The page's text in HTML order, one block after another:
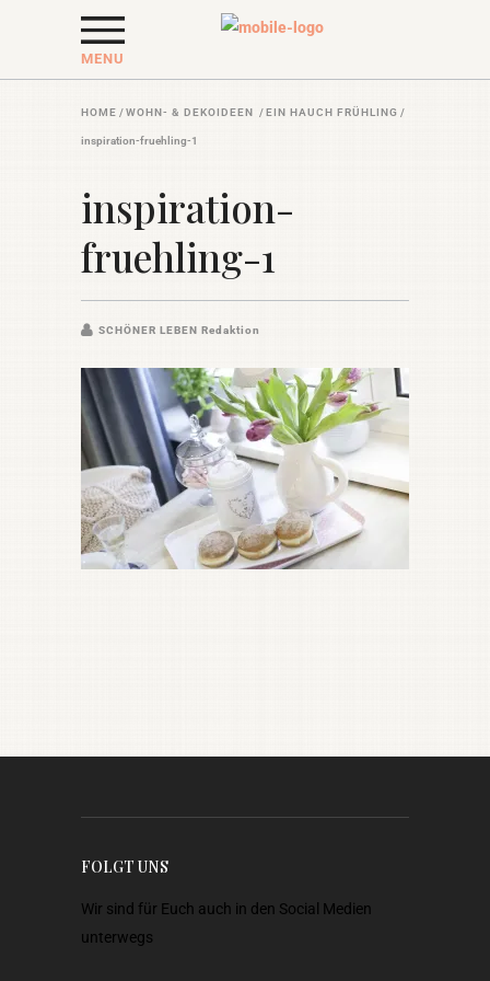
MENU
HOME /WOHN- & DEKOIDEEN /EIN HAUCH FRÜHLING /
inspiration-fruehling-1
inspiration-
fruehling-1
SCHÖNER LEBEN Redaktion
FOLGT UNS
Wir sind für Euch auch in den Social Medien
unterwegs